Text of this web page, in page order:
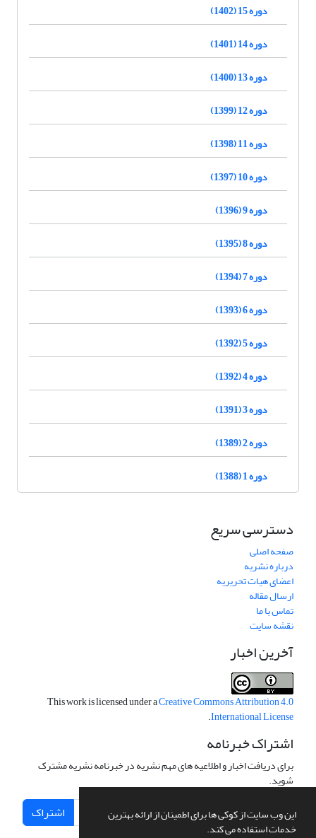
این وب سایت از کوکی ها برای اطمینان از ارائه بهترین
خدمات استفاده می کند.
دوره 15 (1402)
دوره 14 (1401)
دوره 13 (1400)
دوره 12 (1399)
دوره 11 (1398)
دوره 10 (1397)
دوره 9 (1396)
دوره 8 (1395)
دوره 7 (1394)
دوره 6 (1393)
دوره 5 (1392)
دوره 4 (1392)
دوره 3 (1391)
دوره 2 (1389)
دوره 1 (1388)
دسترسی سریع
صفحه اصلی
درباره نشریه
اعضای هیات تحریریه
ارسال مقاله
تماس با ما
نقشه سایت
آخرین اخبار
This work is licensed under aCreative Commons Attribution 4.0
International License
.
اشتراک خبرنامه
برای دریافت اخبار و اطلاعیه های مهم نشریه در خبرنامه نشریه مشترک
شوید.
اشتراک